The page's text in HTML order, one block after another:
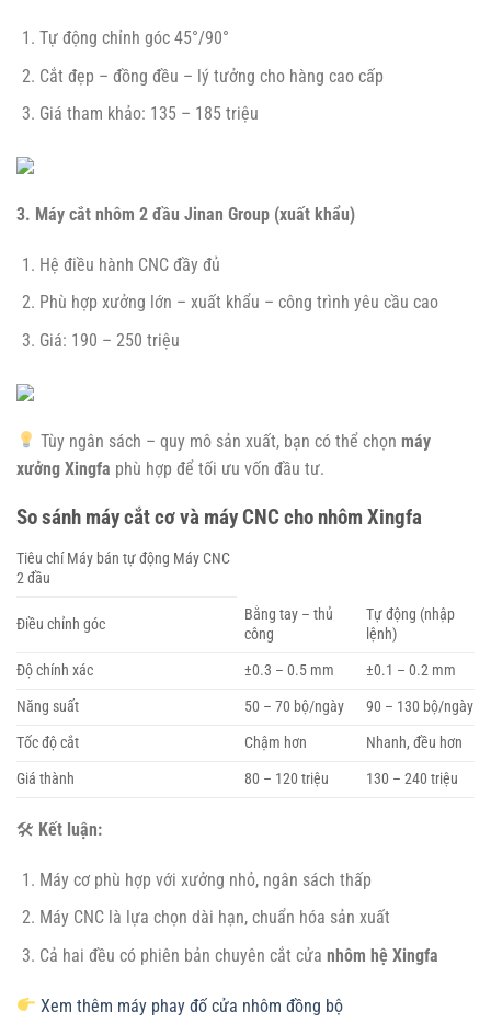
Tự động chỉnh góc 45°/90°
Cắt đẹp – đồng đều – lý tưởng cho hàng cao cấp
Giá tham khảo: 135 – 185 triệu
3. Máy cắt nhôm 2 đầu Jinan Group (xuất khẩu)
Hệ điều hành CNC đầy đủ
Phù hợp xưởng lớn – xuất khẩu – công trình yêu cầu cao
Giá: 190 – 250 triệu
Tùy ngân sách – quy mô sản xuất, bạn có thể chọnmáy
xưởng Xingfa phù hợp để tối ưu vốn đầu tư.
So sánh máy cắt cơ và máy CNC cho nhôm Xingfa
Tiêu chí Máy bán tự động Máy CNC
2 đầu
Điều chỉnh góc
Bằng tay – thủ
công
Tự động (nhập
lệnh)
Độ chính xác
±0.3 – 0.5 mm
±0.1 – 0.2 mm
Năng suất
50 – 70 bộ/ngày
90 – 130 bộ/ngày
Tốc độ cắt
Chậm hơn
Nhanh, đều hơn
Giá thành
80 – 120 triệu 130 – 240 triệu
🛠 Kết luận:
Máy cơ phù hợp với xưởng nhỏ, ngân sách thấp
Máy CNC là lựa chọn dài hạn, chuẩn hóa sản xuất
Cả hai đều có phiên bản chuyên cắt cửa nhôm hệ Xingfa
Xem thêm máy phay đố cửa nhôm đồng bộ